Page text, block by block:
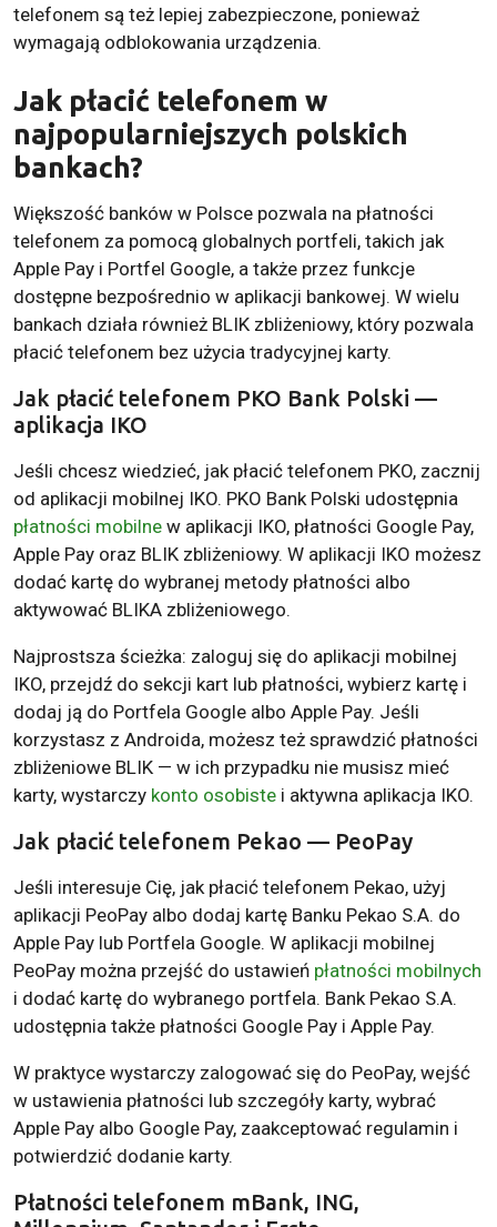
telefonem są też lepiej zabezpieczone, ponieważ
wymagają odblokowania urządzenia.
Jak płacić telefonem w
najpopularniejszych polskich
bankach?
Większość banków w Polsce pozwala na płatności
telefonem za pomocą globalnych portfeli, takich jak
Apple Pay i Portfel Google, a także przez funkcje
dostępne bezpośrednio w aplikacji bankowej. W wielu
bankach działa również BLIK zbliżeniowy, który pozwala
płacić telefonem bez użycia tradycyjnej karty.
Jak płacić telefonem PKO Bank Polski —
aplikacja IKO
Jeśli chcesz wiedzieć, jak płacić telefonem PKO, zacznij
od aplikacji mobilnej IKO. PKO Bank Polski udostępnia
płatności mobilne w aplikacji IKO, płatności Google Pay,
Apple Pay oraz BLIK zbliżeniowy. W aplikacji IKO możesz
dodać kartę do wybranej metody płatności albo
aktywować BLIKA zbliżeniowego.
Najprostsza ścieżka: zaloguj się do aplikacji mobilnej
IKO, przejdź do sekcji kart lub płatności, wybierz kartę i
dodaj ją do Portfela Google albo Apple Pay. Jeśli
korzystasz z Androida, możesz też sprawdzić płatności
zbliżeniowe BLIK — w ich przypadku nie musisz mieć
karty, wystarczy konto osobiste i aktywna aplikacja IKO.
Jak płacić telefonem Pekao — PeoPay
Jeśli interesuje Cię, jak płacić telefonem Pekao, użyj
aplikacji PeoPay albo dodaj kartę Banku Pekao S.A. do
Apple Pay lub Portfela Google. W aplikacji mobilnej
PeoPay można przejść do ustawień płatności mobilnych
i dodać kartę do wybranego portfela. Bank Pekao S.A.
udostępnia także płatności Google Pay i Apple Pay.
W praktyce wystarczy zalogować się do PeoPay, wejść
w ustawienia płatności lub szczegóły karty, wybrać
Apple Pay albo Google Pay, zaakceptować regulamin i
potwierdzić dodanie karty.
Płatności telefonem mBank, ING,